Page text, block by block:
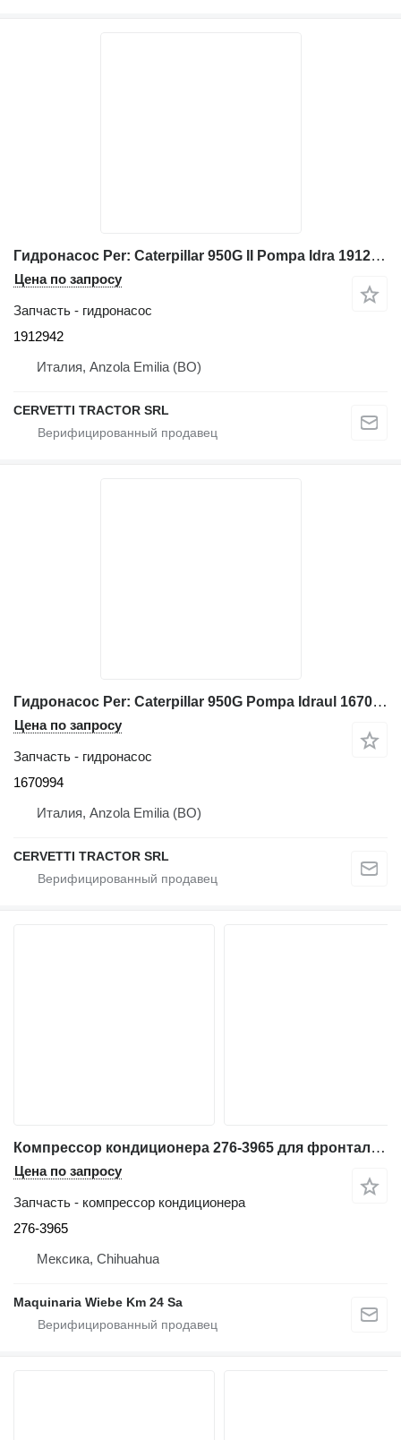
Гидронасос Per: Caterpillar 950G II Pompa Idra 1912942 для фронтального погрузчика Caterpillar 950G II , 950G II, 962G II
Цена по запросу
Запчасть - гидронасос
1912942
Италия, Anzola Emilia (BO)
CERVETTI TRACTOR SRL
Гидронасос Per: Caterpillar 950G Pompa Idraul 1670994 для фронтального погрузчика Caterpillar 950G , 950G, 962G, 962G II
Цена по запросу
Запчасть - гидронасос
1670994
Италия, Anzola Emilia (BO)
CERVETTI TRACTOR SRL
Компрессор кондиционера 276-3965 для фронтального погрузчика Caterpillar 962G
Цена по запросу
Запчасть - компрессор кондиционера
276-3965
Мексика, Chihuahua
Maquinaria Wiebe Km 24 Sa